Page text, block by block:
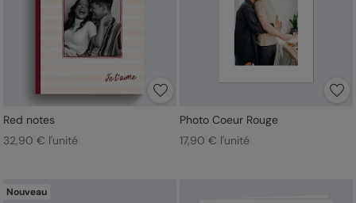
Red notes
32,90 € l'unité
Photo Coeur Rouge
17,90 € l'unité
Nouveau